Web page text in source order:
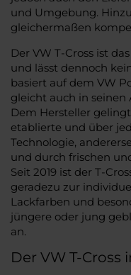
und Umgebung.
gleichermaßen
Der VW T-Cross ist
und lässt dennoch
basiert auf dem VW
gleicht auch in
Dem Hersteller
etablierte und über
Technologie,
und durch frischen
Seit 2019 ist der T-
geradezu zur
Lackfarben und
jüngere oder jung
an.
Der VW T-Cross